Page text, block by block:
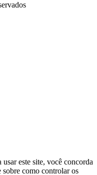
este site, você concorda
sobre como controlar os